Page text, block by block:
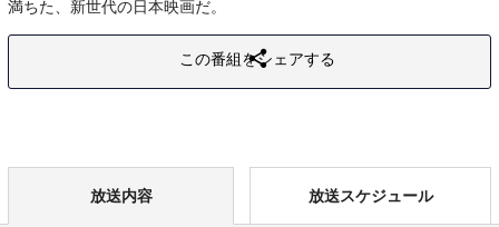
満ちた、新世代の日本映画だ。
この番組をシェアする
放送内容 放送スケジュール